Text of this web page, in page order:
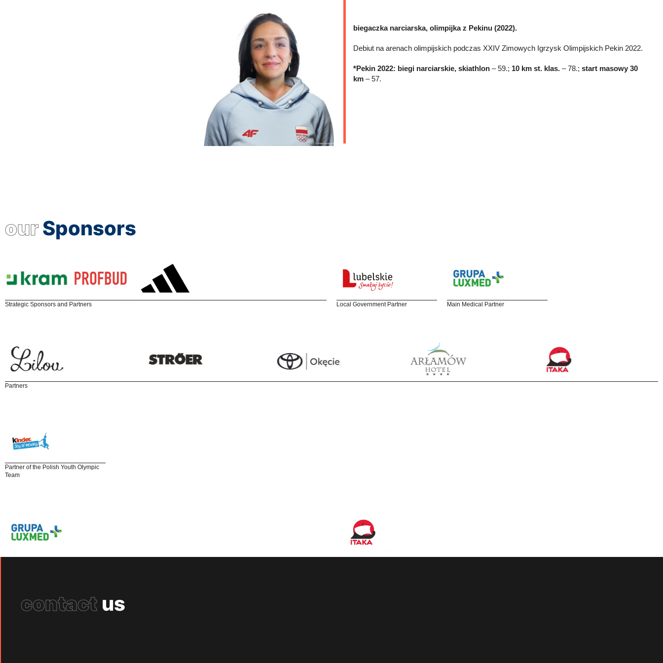
biegaczka narciarska, olimpijka z Pekinu (2022).
Debiut na arenach olimpijskich podczas XXIV Zimowych Igrzysk Olimpijskich Pekin 2022.
*Pekin 2022: biegi narciarskie, skiathlon – 59.; 10 km st. klas. – 78.; start masowy 30
km – 57.
ourSponsors
Strategic Sponsors and Partners Local Government Partner Main Medical Partner
Partners
Partner of the Polish Youth Olympic
Team
contact us